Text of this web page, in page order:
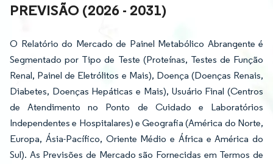
PREVISÃO (2026 - 2031)
O Relatório do Mercado de Painel Metabólico Abrangente é
Segmentado por Tipo de Teste (Proteínas, Testes de Função
Renal, Painel de Eletrólitos e Mais), Doença (Doenças Renais,
Diabetes, Doenças Hepáticas e Mais), Usuário Final (Centros
de Atendimento no Ponto de Cuidado e Laboratórios
Independentes e Hospitalares) e Geografia (América do Norte,
Europa, Ásia-Pacífico, Oriente Médio e África e América do
Sul). As Previsões de Mercado são Fornecidas em Termos de